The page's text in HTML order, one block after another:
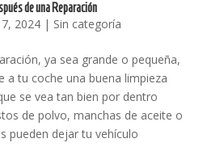
de una Reparación
2024| Sin categoría
ya sea grande o pequeña,
a tu coche una buena limpieza
se vea tan bien por dentro
de polvo, manchas de aceite o
pueden dejar tu vehículo